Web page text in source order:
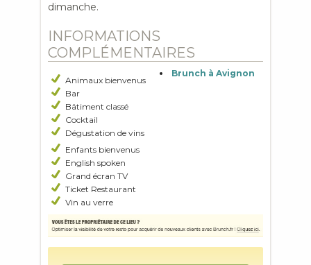
dimanche.
INFORMATIONS
COMPLÉMENTAIRES
Animaux bienvenus
Bar
Bâtiment classé
Cocktail
Dégustation de vins
Enfants bienvenus
English spoken
Grand écran TV
Ticket Restaurant
Vin au verre
Brunch à Avignon